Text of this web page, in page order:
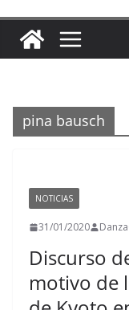
pina bausch
NOTICIAS
31/01/2020
Discurso
motivo de